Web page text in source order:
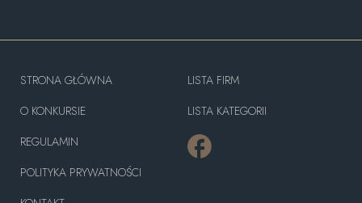
STRONA GŁÓWNA
O KONKURSIE
REGULAMIN
POLITYKA PRYWATNOŚCI
LISTA FIRM
LISTA KATEGORII